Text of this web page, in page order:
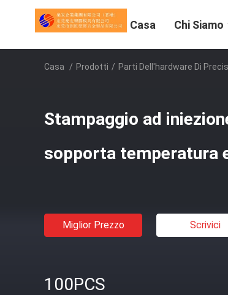
Casa Chi Siamo
Casa / Prodotti / Parti Dell'hardware Di
Stampaggio ad
sopporta temperatura
Miglior Prezzo Scrivici
100PCS